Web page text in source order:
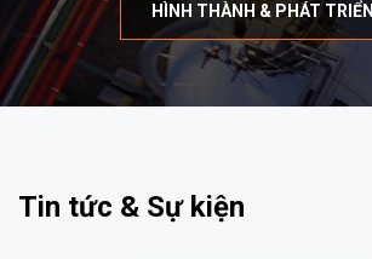
HÌNH THÀNH & PHÁT TRIỂN
Tin tức & Sự kiện